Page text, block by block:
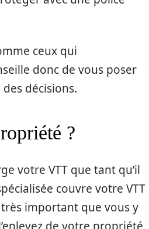
ceux qui
donc de vous poser
décisions.
?
votre VTT que tant qu’il
couvre votre VTT
important que vous y